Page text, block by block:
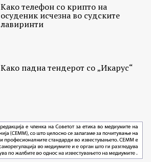
Како телефон со крипто на
осуденик исчезна во судските
лавиринти
Како падна тендерот со „Икарус“